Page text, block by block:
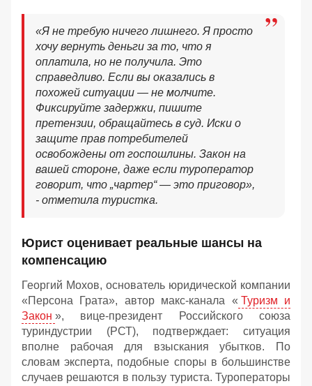
«Я не требую ничего лишнего. Я просто
хочу вернуть деньги за то, что я
оплатила, но не получила. Это
справедливо. Если вы оказались в
похожей ситуации — не молчите.
Фиксируйте задержки, пишите
претензии, обращайтесь в суд. Иски о
защите прав потребителей
освобождены от госпошлины. Закон на
вашей стороне, даже если туроператор
говорит, что „чартер“ — это приговор»,
- отметила туристка.
Юрист оценивает реальные шансы на
компенсацию
Георгий Мохов, основатель юридической компании
«Персона Грата», автор макс-канала « Туризм и
Закон », вице‑президент Российского союза
туриндустрии (РСТ), подтверждает: ситуация
вполне рабочая для взыскания убытков. По
словам эксперта, подобные споры в большинстве
случаев решаются в пользу туриста. Туроператоры